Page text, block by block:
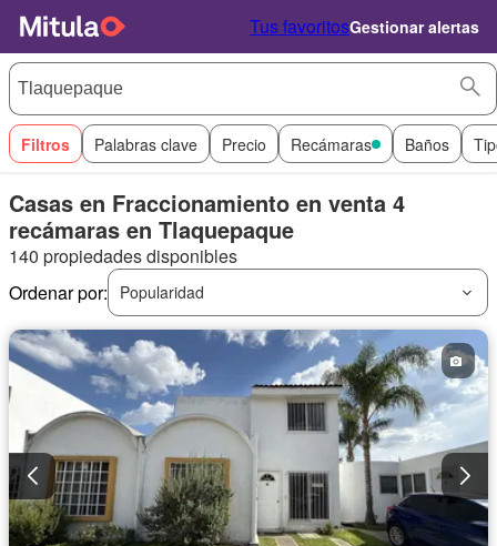
Tus favoritosGestionar alertas
Filtros Palabras clave Precio Recámaras Baños
Casas en Fraccionamiento en venta 4
recámaras en Tlaquepaque
140 propiedades disponibles
Ordenar por:
Popularidad